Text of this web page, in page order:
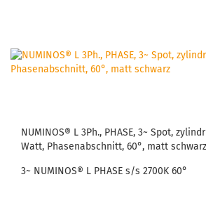
NUMINOS® L 3Ph., PHASE, 3~ Spot,
Watt, Phasenabschnitt, 60°, matt schwarz
3~ NUMINOS® L PHASE s/s 2700K 60°